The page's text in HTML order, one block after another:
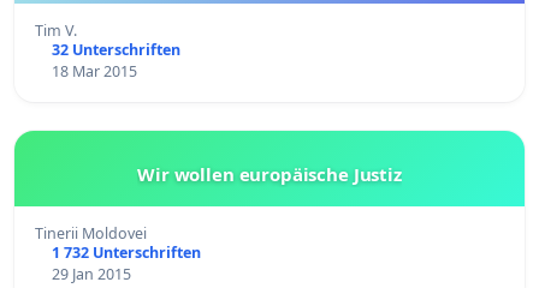
Tim V.
32 Unterschriften
18 Mar 2015
Wir wollen europäische Justiz
Tinerii Moldovei
1 732 Unterschriften
29 Jan 2015